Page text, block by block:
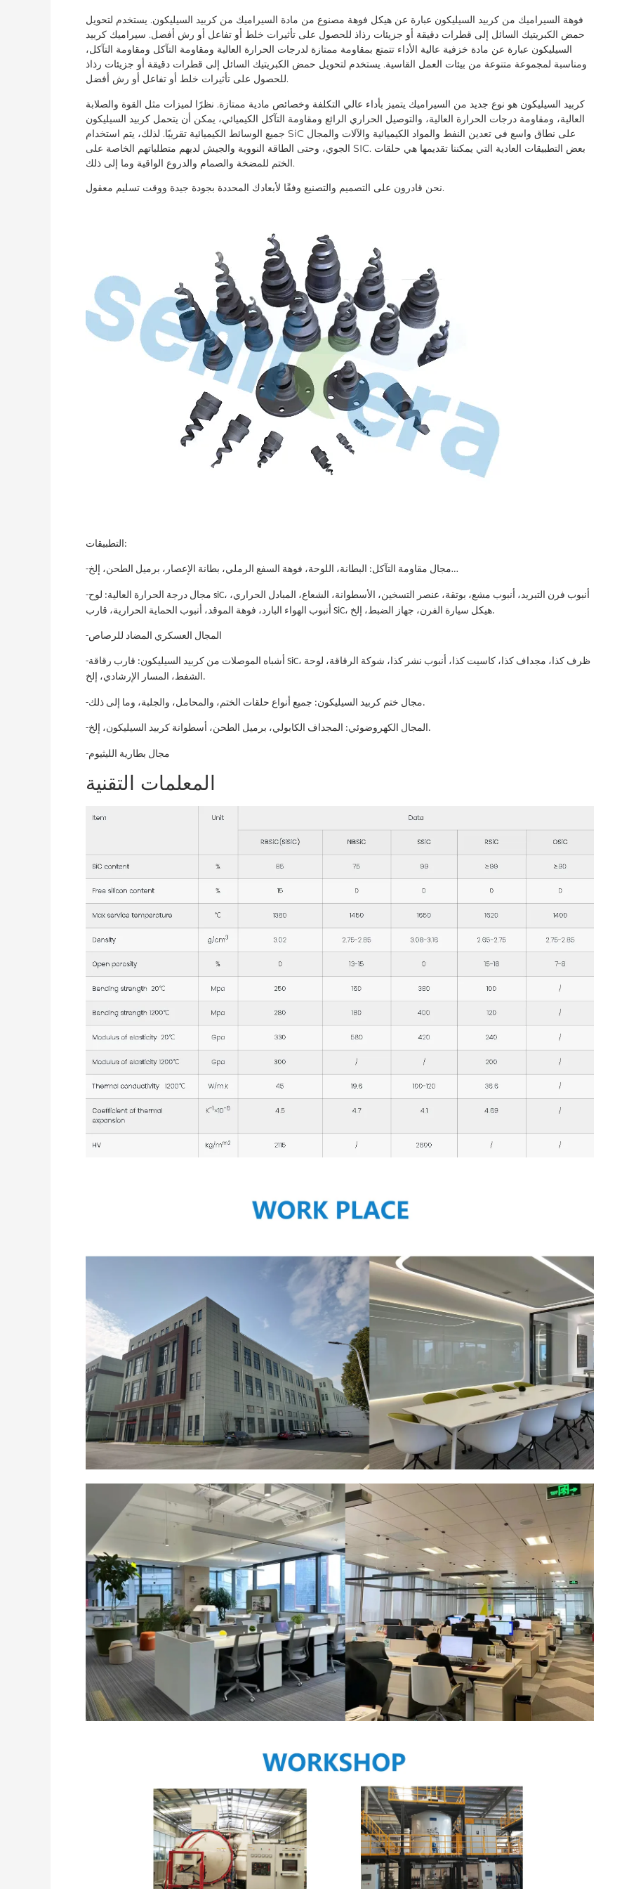
فوهة السيراميك من كربيد السيليكون عبارة عن هيكل فوهة مصنوع من مادة السيراميك من كربيد السيليكون. يستخدم لتحويل
حمض الكبريتيك السائل إلى قطرات دقيقة أو جزيئات رذاذ للحصول على تأثيرات خلط أو تفاعل أو رش أفضل. سيراميك كربيد
السيليكون عبارة عن مادة خزفية عالية الأداء تتمتع بمقاومة ممتازة لدرجات الحرارة العالية ومقاومة التآكل ومقاومة التآكل،
ومناسبة لمجموعة متنوعة من بيئات العمل القاسية. يستخدم لتحويل حمض الكبريتيك السائل إلى قطرات دقيقة أو جزيئات رذاذ
للحصول على تأثيرات خلط أو تفاعل أو رش أفضل.
كربيد السيليكون هو نوع جديد من السيراميك يتميز بأداء عالي التكلفة وخصائص مادية ممتازة. نظرًا لميزات مثل القوة والصلابة
العالية، ومقاومة درجات الحرارة العالية، والتوصيل الحراري الرائع ومقاومة التآكل الكيميائي، يمكن أن يتحمل كربيد السيليكون
جميع الوسائط الكيميائية تقريبًا. لذلك، يتم استخدام SiC على نطاق واسع في تعدين النفط والمواد الكيميائية والآلات والمجال
الجوي، وحتى الطاقة النووية والجيش لديهم متطلباتهم الخاصة على SIC. بعض التطبيقات العادية التي يمكننا تقديمها هي حلقات
الختم للمضخة والصمام والدروع الواقية وما إلى ذلك.
نحن قادرون على التصميم والتصنيع وفقًا لأبعادك المحددة بجودة جيدة ووقت تسليم معقول.
التطبيقات:
-مجال مقاومة التآكل: البطانة، اللوحة، فوهة السفع الرملي، بطانة الإعصار، برميل الطحن، إلخ…
-مجال درجة الحرارة العالية: لوح siC، أنبوب فرن التبريد، أنبوب مشع، بوتقة، عنصر التسخين، الأسطوانة، الشعاع، المبادل الحراري،
أنبوب الهواء البارد، فوهة الموقد، أنبوب الحماية الحرارية، قارب SiC، هيكل سيارة الفرن، جهاز الضبط، إلخ.
-أشباه الموصلات من كربيد السيليكون: قارب رقاقة SiC، ظرف كذا، مجداف كذا، كاسيت كذا، أنبوب نشر كذا، شوكة الرقاقة، لوحة
الشفط، المسار الإرشادي، إلخ.
-مجال ختم كربيد السيليكون: جميع أنواع حلقات الختم، والمحامل، والجلبة، وما إلى ذلك.
-المجال الكهروضوئي: المجداف الكابولي، برميل الطحن، أسطوانة كربيد السيليكون، إلخ.
المعلمات التقنية